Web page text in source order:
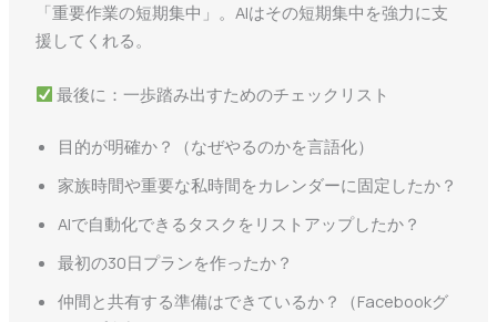
「重要作業の短期集中」。AIはその短期集中を強力に支
援してくれる。
最後に：一歩踏み出すためのチェックリスト
目的が明確か？（なぜやるのかを言語化）
家族時間や重要な私時間をカレンダーに固定したか？
AIで自動化できるタスクをリストアップしたか？
最初の30日プランを作ったか？
仲間と共有する準備はできているか？（Facebookグ